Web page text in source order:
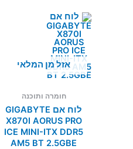
אזל מן המלאי
חומרה ותוכנה
לוח אם GIGABYTE
X870I AORUS PRO
ICE MINI-ITX DDR5
AM5 BT 2.5GBE